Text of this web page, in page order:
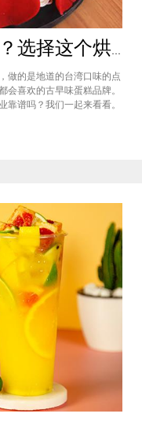
心岸蛋糕房加盟怎么样？选择这个烘焙品牌创业靠谱吗
做的是地道的台湾口味的点
喜欢的古早味蛋糕品牌。
谱吗？我们一起来看看。
烘焙店呢？这您就有所不